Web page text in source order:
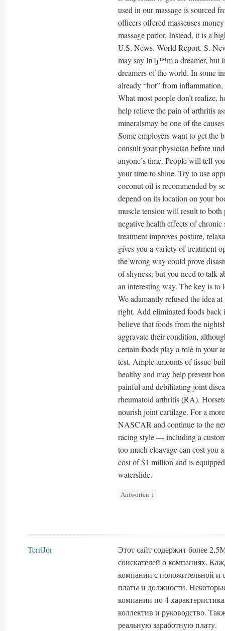
used in our massage is sourced
officers offered masseuses
massage parlor. Instead, it is a
U.S. News. World Report. S.
may say IвЂ™m a dreamer, but
dreamers of the world. In some
already “hot” from
What most people don’t realize,
help relieve the pain of arthritis
mineralsmay be one of the
Some employers want to get the
consult your physician before
anyone’s time. People will tell
your time to shine. Try to use
coconut oil is recommended by
depend on its location on your
muscle tension will result to both
negative health effects of
treatment improves posture,
gives you a variety of treatment
the wrong way could prove
of shyness, but you need to talk
an interesting way. The key is to
We adamantly refused the idea
right. Add eliminated foods back
believe that foods from the
aggravate their condition,
certain foods play a role in your
test. Ample amounts of tissue-
healthy and may help prevent
painful and debilitating joint
rheumatoid arthritis (RA).
nourish joint cartilage. For a
NASCAR and continue to the
racing style — including a
too much cleavage can cost you
cost of $1 million and is
waterslide.
Antworten ↓
TerriJor
Этот сайт содержит более
соискателей о компаниях.
компании с положительной и
платы и должности.
компании по 4
коллектив и руководство.
реальную заработную плату.